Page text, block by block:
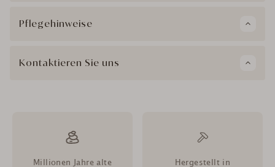
Pflegehinweise
Kontaktieren Sie uns
Millionen Jahre alte
Hergestellt in